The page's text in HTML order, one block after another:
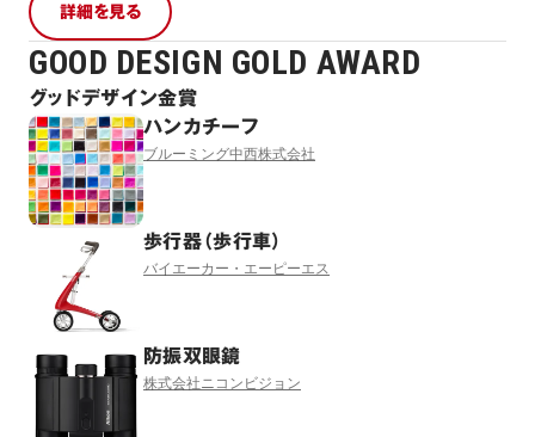
詳細を見る
GOOD DESIGN GOLD AWARD
グッドデザイン金賞
ハンカチーフ
ブルーミング中西株式会社
歩行器（歩行車）
バイエーカー・エーピーエス
防振双眼鏡
株式会社ニコンビジョン